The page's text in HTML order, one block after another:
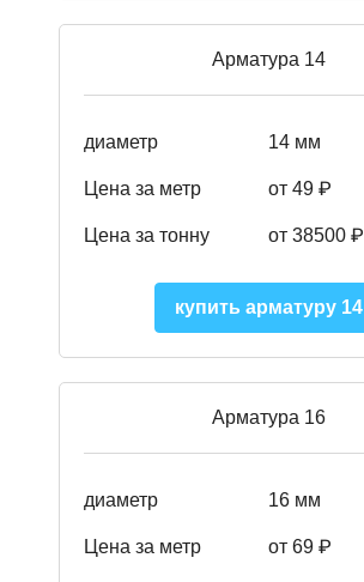
Арматура 14
диаметр 14 мм
Цена за метр от 49 ₽
Цена за тонну от 38500 ₽
купить арматуру 14
Арматура 16
диаметр 16 мм
Цена за метр от 69 ₽